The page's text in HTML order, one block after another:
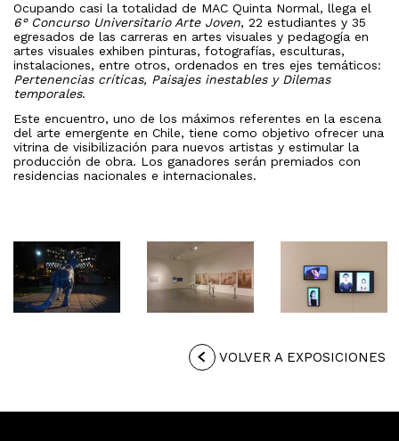
Ocupando casi la totalidad de MAC Quinta Normal, llega el
6° Concurso Universitario Arte Joven, 22 estudiantes y 35
egresados de las carreras en artes visuales y pedagogía en
artes visuales exhiben pinturas, fotografías, esculturas,
instalaciones, entre otros, ordenados en tres ejes temáticos:
Pertenencias críticas, Paisajes inestables y Dilemas
temporales.
Este encuentro, uno de los máximos referentes en la escena
del arte emergente en Chile, tiene como objetivo ofrecer una
vitrina de visibilización para nuevos artistas y estimular la
producción de obra. Los ganadores serán premiados con
residencias nacionales e internacionales.
VOLVER A EXPOSICIONES